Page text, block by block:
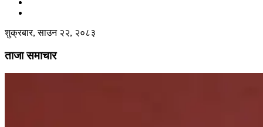
शुक्रबार, साउन २२, २०८३
ताजा समाचार